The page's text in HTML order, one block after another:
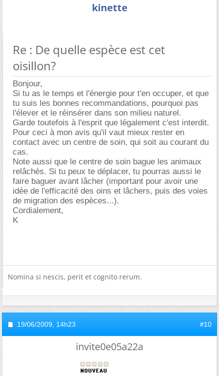
kinette
Re : De quelle espèce est cet
oisillon?
Bonjour,
Si tu as le temps et l'énergie pour t'en occuper, et que
tu suis les bonnes recommandations, pourquoi pas
l'élever et le réinsérer dans son milieu naturel.
Garde toutefois à l'esprit que légalement c'est interdit.
Pour ceci à mon avis qu'il vaut mieux rester en
contact avec un centre de soin, qui soit au courant du
cas.
Note aussi que le centre de soin bague les animaux
relâchés. Si tu peux te déplacer, tu pourras aussi le
faire baguer avant lâcher (important pour avoir une
idée de l'efficacité des oins et lâchers, puis des voies
de migration des espèces...).
Cordialement,
K
Nomina si nescis, perit et cognito rerum.
19/06/2009, 14h23 #10
invite0e05a22a